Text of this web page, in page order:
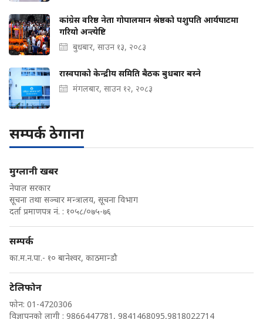
कांग्रेस वरिष्ठ नेता गोपालमान श्रेष्ठको पशुपति आर्यघाटमा
गरियो अन्त्येष्टि
बुधबार, साउन १३, २०८३
रास्वपाको केन्द्रीय समिति बैठक बुधबार बस्ने
मंगलबार, साउन १२, २०८३
सम्पर्क ठेगाना
मुग्लानी खबर
नेपाल सरकार
सूचना तथा सञ्चार मन्त्रालय, सूचना विभाग
दर्ता प्रमाणपत्र नं. : १०५८/०७५-७६
सम्पर्क
का.म.न.पा.- १० बानेश्वर, काठमान्डौ
टेलिफोन
फोन: 01-4720306
विज्ञापनको लागी : 9866447781, 9841468095,9818022714